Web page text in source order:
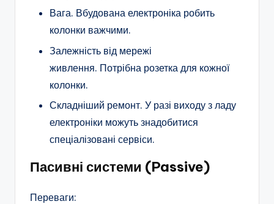
Вага. Вбудована електроніка робить
колонки важчими.
Залежність від мережі
живлення. Потрібна розетка для кожної
колонки.
Складніший ремонт. У разі виходу з ладу
електроніки можуть знадобитися
спеціалізовані сервіси.
Пасивні системи (Passive)
Переваги: